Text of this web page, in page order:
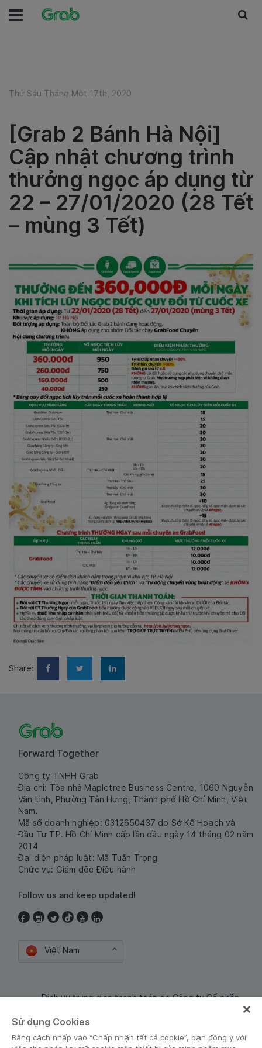
Thứ Sáu Tháng Một 17th, 2020
[Grab 2 Bánh Hà Nội]
Cập nhật chương trình
thưởng ngọc áp dụng từ
22 – 27/01/2020 (28 Tết
– mùng 3 Tết)
Share:
Forward Together
Công ty TNHH Grab
Địa chỉ: Tòa nhà Mapletree Business Centre, 1060 Nguyễn
Văn Linh, Phường Tân Hưng, Thành phố Hồ Chí Minh, Việt
Nam.
Mã số doanh nghiệp: 0312650437 do Sở Kế Hoạch và
Đầu Tư TP. Hồ Chí Minh cấp lần đầu ngày 14 tháng 02 năm
2014
Đại diện pháp luật: Mã Tuấn Trọng
Chức vụ: Giám đốc Điều hành
Follow us and keep updated!
Việt Nam
Dịch vụ trung gian thanh toán do Công ty Cổ phần
Sử dụng Cookies
Bằng cách nhấp vào “Chấp nhận tất cả cookie”, bạn đồng ý với